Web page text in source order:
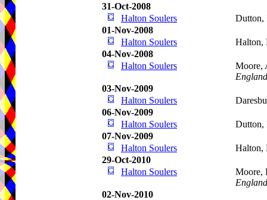
31-Oct-2008
Halton Soulers
Dutton,
01-Nov-2008
Halton Soulers
Halton,
04-Nov-2008
Halton Soulers
Moore,
England
03-Nov-2009
Halton Soulers
06-Nov-2009
Halton Soulers
Dutton,
07-Nov-2009
Halton Soulers
Halton,
29-Oct-2010
Halton Soulers
Moore,
England
02-Nov-2010